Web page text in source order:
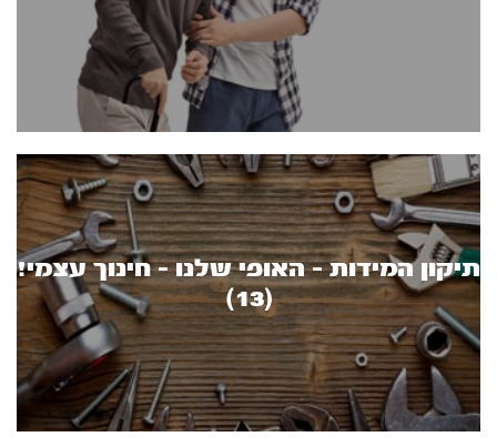
תיקון המידות - האופי שלנו - חינוך עצמי!
(13)